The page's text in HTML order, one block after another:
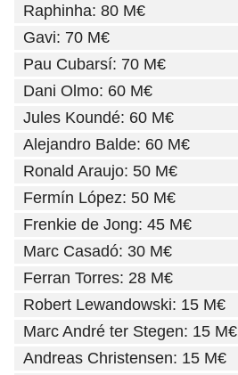
Raphinha: 80 M€
Gavi: 70 M€
Pau Cubarsí: 70 M€
Dani Olmo: 60 M€
Jules Koundé: 60 M€
Alejandro Balde: 60 M€
Ronald Araujo: 50 M€
Fermín López: 50 M€
Frenkie de Jong: 45 M€
Marc Casadó: 30 M€
Ferran Torres: 28 M€
Robert Lewandowski: 15 M€
Marc André ter Stegen: 15 M€
Andreas Christensen: 15 M€